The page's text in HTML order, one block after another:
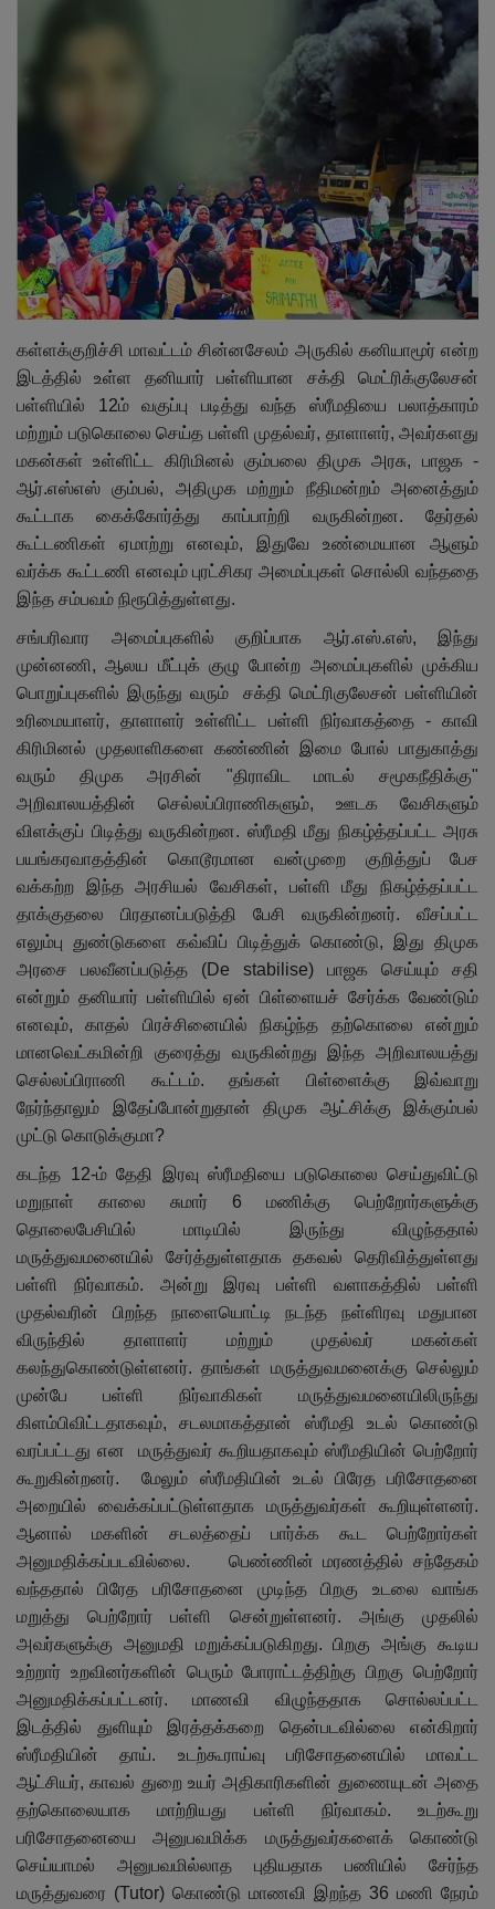
English Tamil
கள்ளக்குறிச்சி மாவட்டம் சின்னசேலம் அருகில் கனியாமூர் என்ற
இடத்தில் உள்ள தனியார் பள்ளியான சக்தி மெட்ரிக்குலேசன்
பள்ளியில் 12ம் வகுப்பு படித்து வந்த ஸ்ரீமதியை பலாத்காரம்
மற்றும் படுகொலை செய்த பள்ளி முதல்வர், தாளாளர், அவர்களது
மகன்கள் உள்ளிட்ட கிரிமினல் கும்பலை திமுக அரசு, பாஜக -
ஆர்.எஸ்எஸ் கும்பல், அதிமுக மற்றும் நீதிமன்றம் அனைத்தும்
கூட்டாக கைக்கோர்த்து காப்பாற்றி வருகின்றன. தேர்தல்
கூட்டணிகள் ஏமாற்று எனவும், இதுவே உண்மையான ஆளும்
வர்க்க கூட்டணி எனவும் புரட்சிகர அமைப்புகள் சொல்லி வந்ததை
இந்த சம்பவம் நிரூபித்துள்ளது.
சங்பரிவார அமைப்புகளில் குறிப்பாக ஆர்.எஸ்.எஸ், இந்து
முன்னணி,ஆலய மீட்புக் குழு போன்ற அமைப்புகளில் முக்கிய
பொறுப்புகளில் இருந்து வரும் சக்தி மெட்ரிகுலேசன் பள்ளியின்
உரிமையாளர்,தாளாளர் உள்ளிட்ட பள்ளி நிர்வாகத்தை - காவி
கிரிமினல் முதலாளிகளை கண்ணின் இமை போல் பாதுகாத்து
வரும் திமுக அரசின் "திராவிட மாடல் சமூகநீதிக்கு"
அறிவாலயத்தின் செல்லப்பிராணிகளும், ஊடக வேசிகளும்
விளக்குப் பிடித்து வருகின்றன. ஸ்ரீமதி மீது நிகழ்த்தப்பட்ட அரசு
பயங்கரவாதத்தின் கொடூரமான வன்முறை குறித்துப் பேச
வக்கற்ற இந்த அரசியல் வேசிகள், பள்ளி மீது நிகழ்த்தப்பட்ட
தாக்குதலை பிரதானப்படுத்தி பேசி வருகின்றனர். வீசப்பட்ட
எலும்பு துண்டுகளை கவ்விப் பிடித்துக் கொண்டு, இது திமுக
அரசை பலவீனப்படுத்த (De stabilise) பாஜக செய்யும் சதி
என்றும் தனியார் பள்ளியில் ஏன் பிள்ளையச் சேர்க்க வேண்டும்
எனவும்,காதல் பிரச்சினையில் நிகழ்ந்த தற்கொலை என்றும்
மானவெட்கமின்றி குரைத்து வருகின்றது இந்த அறிவாலயத்து
செல்லப்பிராணி கூட்டம். தங்கள் பிள்ளைக்கு இவ்வாறு
நேர்ந்தாலும் இதேப்போன்றுதான் திமுக ஆட்சிக்கு இக்கும்பல்
முட்டு கொடுக்குமா?
கடந்த 12-ம் தேதி இரவு ஸ்ரீமதியை படுகொலை செய்துவிட்டு
மறுநாள் காலை சுமார் 6 மணிக்கு பெற்றோர்களுக்கு
தொலைபேசியில் மாடியில் இருந்து விழுந்ததால்
மருத்துவமனையில் சேர்த்துள்ளதாக தகவல் தெரிவித்துள்ளது
பள்ளி நிர்வாகம். அன்று இரவு பள்ளி வளாகத்தில் பள்ளி
முதல்வரின் பிறந்த நாளையொட்டி நடந்த நள்ளிரவு மதுபான
விருந்தில் தாளாளர் மற்றும் முதல்வர் மகன்கள்
கலந்துகொண்டுள்ளனர். தாங்கள் மருத்துவமனைக்கு செல்லும்
முன்பே பள்ளி நிர்வாகிகள் மருத்துவமனையிலிருந்து
கிளம்பிவிட்டதாகவும்,சடலமாகத்தான் ஸ்ரீமதி உடல் கொண்டு
வரப்பட்டது என மருத்துவர் கூறியதாகவும் ஸ்ரீமதியின் பெற்றோர்
கூறுகின்றனர். மேலும் ஸ்ரீமதியின் உடல் பிரேத பரிசோதனை
அறையில் வைக்கப்பட்டுள்ளதாக மருத்துவர்கள் கூறியுள்ளனர்.
ஆனால் மகளின் சடலத்தைப் பார்க்க கூட பெற்றோர்கள்
அனுமதிக்கப்படவில்லை. பெண்ணின் மரணத்தில் சந்தேகம்
வந்ததால் பிரேத பரிசோதனை முடிந்த பிறகு உடலை வாங்க
மறுத்து பெற்றோர் பள்ளி சென்றுள்ளனர். அங்கு முதலில்
அவர்களுக்கு அனுமதி மறுக்கப்படுகிறது. பிறகு அங்கு கூடிய
உற்றார் உறவினர்களின் பெரும் போராட்டத்திற்கு பிறகு பெற்றோர்
அனுமதிக்கப்பட்டனர். மாணவி விழுந்ததாக சொல்லப்பட்ட
இடத்தில் துளியும் இரத்தக்கறை தென்படவில்லை என்கிறார்
ஸ்ரீமதியின் தாய். உடற்கூராய்வு பரிசோதனையில் மாவட்ட
ஆட்சியர்,காவல் துறை உயர் அதிகாரிகளின் துணையுடன் அதை
தற்கொலையாக மாற்றியது பள்ளி நிர்வாகம். உடற்கூறு
பரிசோதனையை அனுபவமிக்க மருத்துவர்களைக் கொண்டு
செய்யாமல் அனுபவமில்லாத புதியதாக பணியில் சேர்ந்த
மருத்துவரை (Tutor) கொண்டு மாணவி இறந்த 36 மணி நேரம்